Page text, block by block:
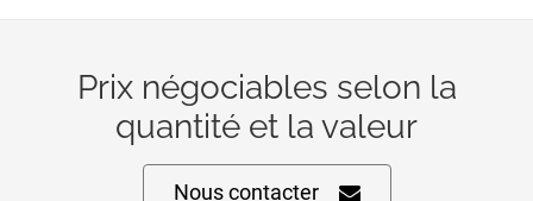
Prix négociables selon la
quantité et la valeur
Nous contacter